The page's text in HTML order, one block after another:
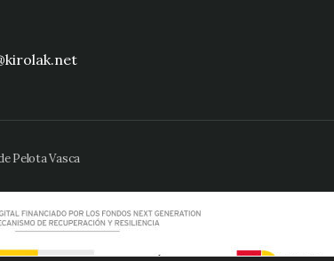
Pelota Vasca